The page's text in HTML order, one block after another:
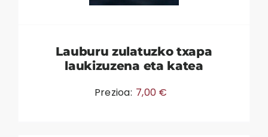
Lauburu zulatuzko txapa
laukizuzena eta katea
Prezioa: 7,00 €